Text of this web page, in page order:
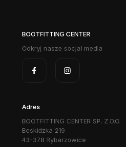
BOOTFITTING CENTER
Odkryj nasze socjal media
Adres
BOOTFITTING CENTER SP. Z.O.O.
Beskidzka 219
43-378 Rybarzowice